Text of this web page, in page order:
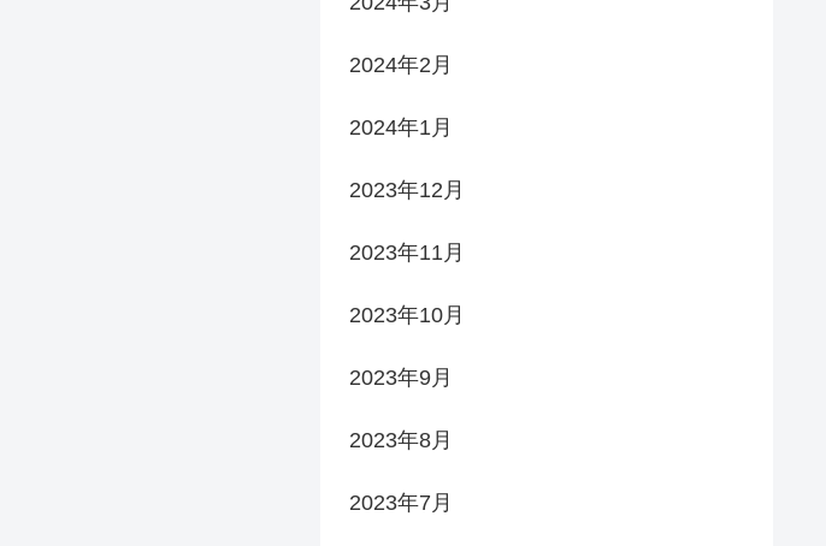
2024年2月
2024年1月
2023年12月
2023年11月
2023年10月
2023年9月
2023年8月
2023年7月